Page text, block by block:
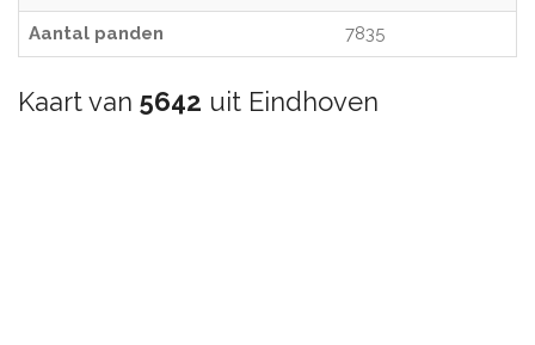
Aantal panden 7835
Kaart van 5642 uit Eindhoven